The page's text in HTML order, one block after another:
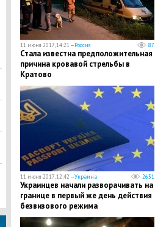
11 июня 2017, 14:21 —Россия 87
Стала известна предположительная
причина кровавой стрельбы в
Кратово
11 июня 2017, 12:42 —Украина 2631
Украинцев начали разворачивать на
границе в первый же день действия
безвизового режима